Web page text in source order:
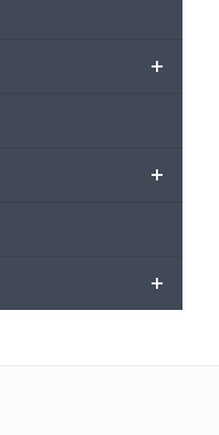
+
+
+